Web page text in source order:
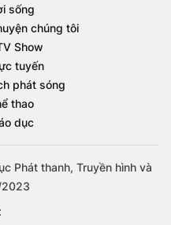
sống
chúng tôi
Show
tuyến
phát sóng
thao
dục
Phát thanh, Truyền hình và